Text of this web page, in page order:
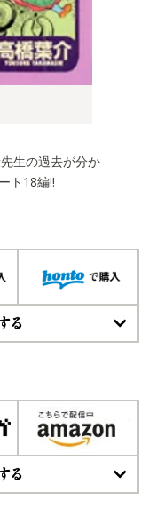
生の過去が分か
ト18編!!